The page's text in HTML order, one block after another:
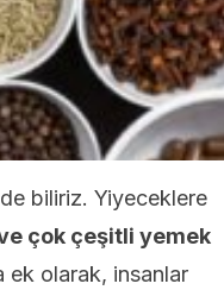
biliriz. Yiyeceklere
çok çeşitli yemek
ek olarak, insanlar